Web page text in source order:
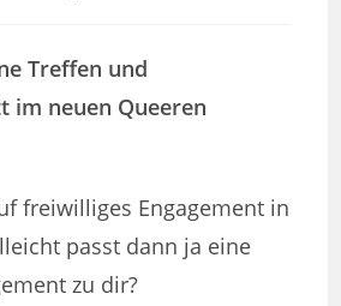
Treffen und
im neuen Queeren
freiwilliges Engagement in
passt dann ja eine
zu dir?